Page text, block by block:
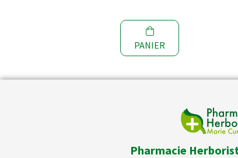
PANIER
Pharmacie